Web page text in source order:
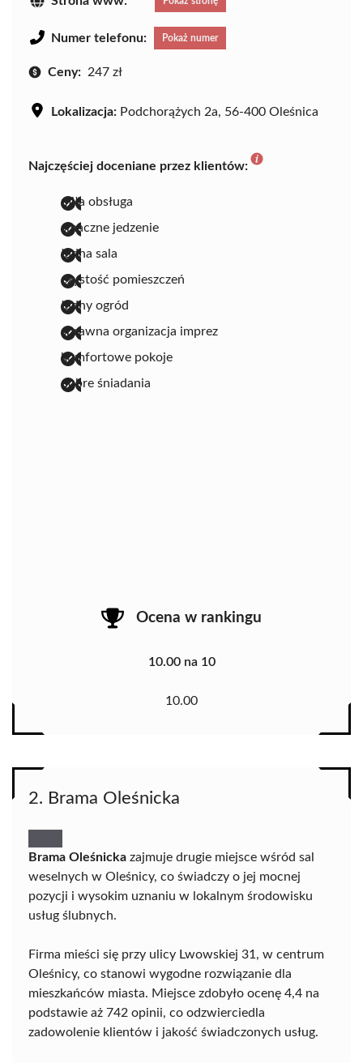
Numer telefonu: Pokaż numer
Ceny: 247 zł
Lokalizacja: Podchorążych 2a, 56-400 Oleśnica
Najczęściej doceniane przez klientów:
miła obsługa
smaczne jedzenie
ładna sala
czystość pomieszczeń
ładny ogród
sprawna organizacja imprez
komfortowe pokoje
dobre śniadania
Ocena w rankingu
10.00 na 10
10.00
2. Brama Oleśnicka
Brama Oleśnicka zajmuje drugie miejsce wśród sal
weselnych w Oleśnicy, co świadczy o jej mocnej
pozycji i wysokim uznaniu w lokalnym środowisku
usług ślubnych.
Firma mieści się przy ulicy Lwowskiej 31, w centrum
Oleśnicy, co stanowi wygodne rozwiązanie dla
mieszkańców miasta. Miejsce zdobyło ocenę 4,4 na
podstawie aż 742 opinii, co odzwierciedla
zadowolenie klientów i jakość świadczonych usług.